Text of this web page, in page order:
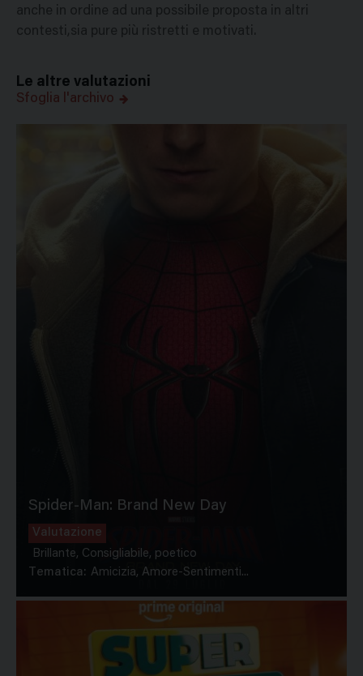
anche in ordine ad una possibile proposta in altri
contesti,sia pure più ristretti e motivati.
Le altre valutazioni
Sfoglia l'archivo
Spider-Man: Brand New Day
Valutazione
Brillante, Consigliabile, poetico
Tematica: Amicizia, Amore-Sentimenti...